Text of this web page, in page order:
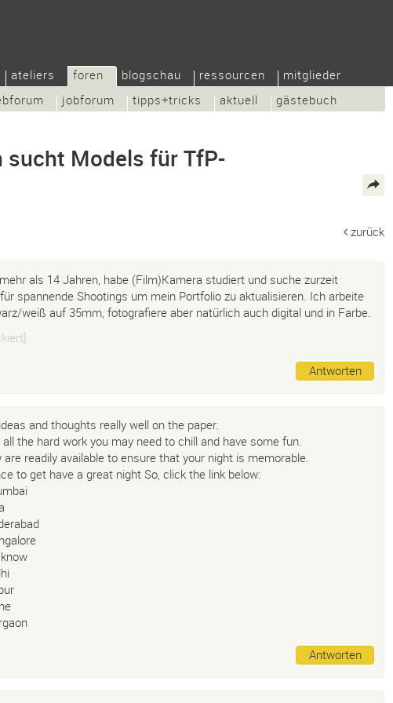
ateliers
foren
jobforum tipps+tricks aktuell gästebuch
blogschau ressourcen mitglieder
sucht Models für TfP-
zurück
als 14 Jahren, habe (Film)Kamera studiert und suche zurzeit
spannende Shootings um mein Portfolio zu aktualisieren. Ich arbeite
weiß auf 35mm, fotografiere aber natürlich auch digital und in Farbe.
Antworten
and thoughts really well on the paper.
the hard work you may need to chill and have some fun.
readily available to ensure that your night is memorable.
to get have a great night So, click the link below:
Antworten